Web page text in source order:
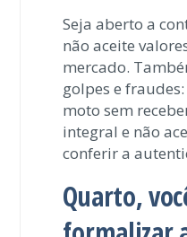
Seja aberto a
não aceite
mercado.
golpes e
moto sem
integral e não
conferir a
Quarto,